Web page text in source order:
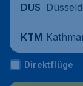
DUS
KTM
pal
Direktflüge